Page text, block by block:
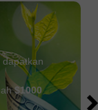
$1000